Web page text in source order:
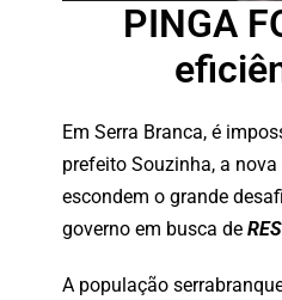
PINGA
Em Serra Branca, é
prefeito Souzinha, a
escondem o grande
governo em busca de
A população